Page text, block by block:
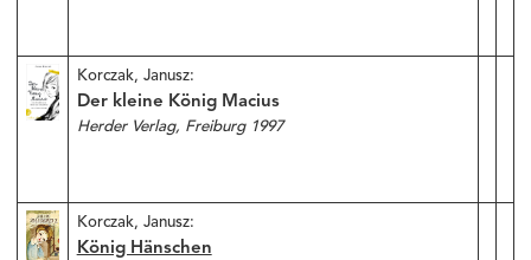
Korczak, Janusz:
Der kleine König Macius
Herder Verlag, Freiburg 1997
Korczak, Janusz:
König Hänschen